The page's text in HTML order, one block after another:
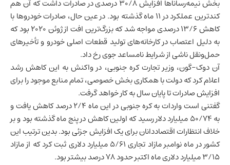
بخش نیمه‌رساناها افزایش ۳۰/۸ درصدی در صادرات داشت که آن هم
کندترین عملکرد در ۱۱ ماه گذشته بود. در عین حال، صادرات خودروها با
کاهش ۱۳/۶ درصدی مواجه شد که بزرگ‌ترین افت از ژوئن ۲۰۲۰ بود که
به دلیل اعتصاب در کارخانه‌های تولید قطعات اصلی خودرو و تأخیرهای
حمل‌ونقل ناشی از شرایط نامساعد جوی رخ داد.
آن دوک-گون، وزیر تجارت کره جنوبی، در واکنش به این کاهش رشد
اعلام کرد که دولت با همکاری بخش خصوصی، تمام منابع موجود را برای
افزایش صادرات تا پایان سال به کار خواهد گرفت.
گفتنی است واردات به کره جنوبی در این ماه ۲/۴ درصد کاهش یافت و
به ۵۰/۷۴ میلیارد دلار رسید که اولین کاهش در پنج ماه گذشته بود و بر
خلاف انتظارات اقتصاددانان برای یک افزایش جزئی بود. بدین ترتیب این
کشور در ماه نوامبر مازاد تجاری ۵/۶۱ میلیارد دلاری ثبت کرد که از مازاد
۳/۱۵ میلیارد دلاری ماه اکتبر حدود ۷۸ درصد بیشتر بود.